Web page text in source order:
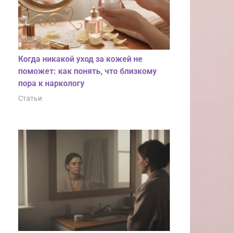
Когда никакой уход за кожей не
поможет: как понять, что близкому
пора к наркологу
Статьи